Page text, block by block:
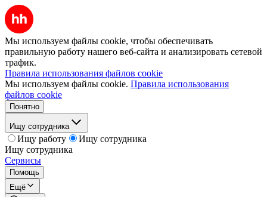
Мы используем файлы cookie, чтобы обеспечивать
правильную работу нашего веб-сайта и анализировать сетевой
трафик.
Правила использования файлов cookie
Мы используем файлы cookie. Правила использования
файлов cookie
Понятно
Ищу сотрудника
Ищу работу
Ищу сотрудника
Ищу сотрудника
Сервисы
Помощь
Ещё